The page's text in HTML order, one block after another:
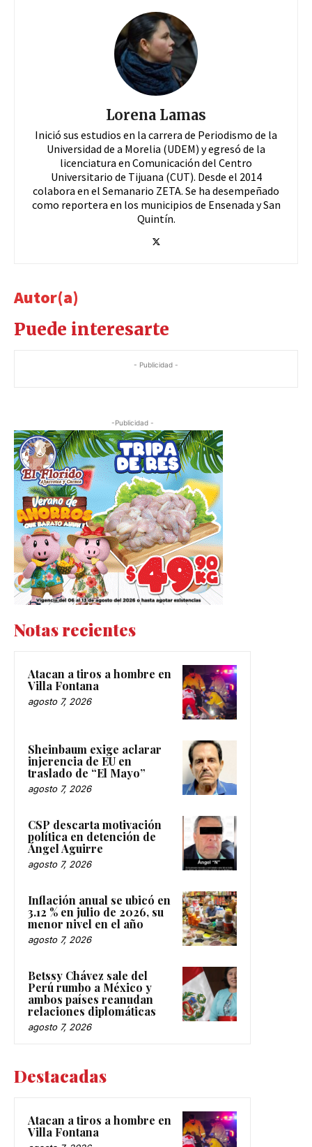
Lorena Lamas
Inició sus estudios en la carrera de Periodismo de la
Universidad de a Morelia (UDEM) y egresó de la
licenciatura en Comunicación del Centro
Universitario de Tijuana (CUT). Desde el 2014
colabora en el Semanario ZETA. Se ha desempeñado
como reportera en los municipios de Ensenada y San
Quintín.
Autor(a)
Puede interesarte
- Publicidad -
-Publicidad -
Notas recientes
Atacan a tiros a hombre en
Villa Fontana
agosto 7, 2026
Sheinbaum exige aclarar
injerencia de EU en
traslado de “El Mayo”
agosto 7, 2026
CSP descarta motivación
política en detención de
Ángel Aguirre
agosto 7, 2026
Inflación anual se ubicó en
3.12 % en julio de 2026, su
menor nivel en el año
agosto 7, 2026
Betssy Chávez sale del
Perú rumbo a México y
ambos países reanudan
relaciones diplomáticas
agosto 7, 2026
Destacadas
Atacan a tiros a hombre en
Villa Fontana